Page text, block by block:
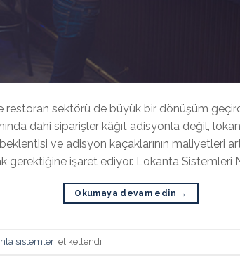
restoran sektörü de büyük bir dönüşüm
dahi siparişler kâğıt adisyonla değil,
ve adisyon kaçaklarının maliyetleri
işaret ediyor. Lokanta Sistemleri
Okumaya devam edin →
sistemleri etiketlendi